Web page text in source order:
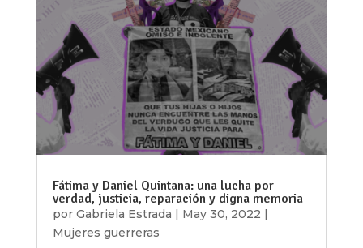
Fátima y Daniel Quintana: una lucha por
verdad, justicia, reparación y digna memoria
por Gabriela Estrada | May 30, 2022 |
Mujeres guerreras